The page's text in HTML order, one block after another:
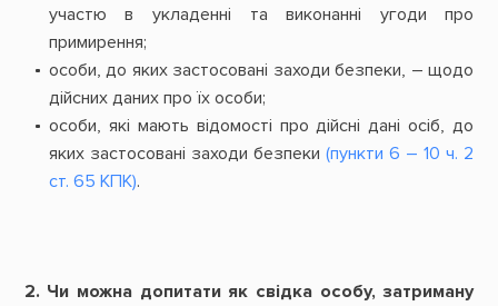
участю в укладенні та виконанні угоди про
примирення;
особи, до яких застосовані заходи безпеки, – щодо
дійсних даних про їх особи;
особи, які мають відомості про дійсні дані осіб, до
яких застосовані заходи безпеки (пункти 6 – 10 ч. 2
ст. 65 КПК).
2. Чи можна допитати як свідка особу, затриману